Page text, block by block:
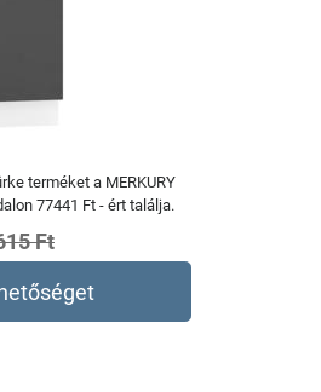
terméket a MERKURY
77441 Ft - ért találja.
Ft